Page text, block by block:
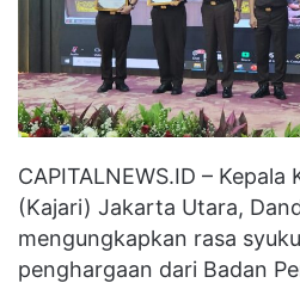
CAPITALNEWS.ID – Kepala
(Kajari) Jakarta Utara,
mengungkapkan rasa
penghargaan dari Badan